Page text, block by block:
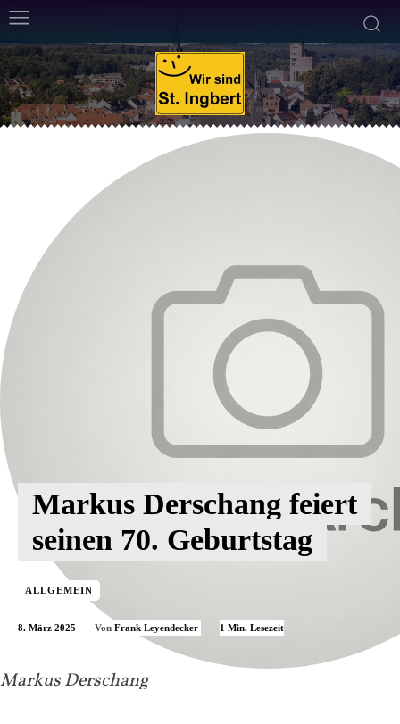
Markus Derschang
Markus Derschang feiert
seinen 70. Geburtstag
ALLGEMEIN
8. März 2025 Von Frank Leyendecker 1 Min. Lesezeit